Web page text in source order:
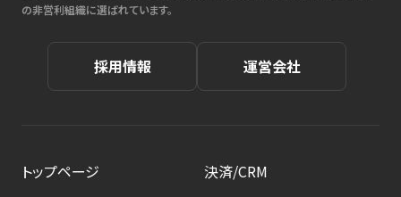
の非営利組織に選ばれています。
採用情報 運営会社
トップページ
決済/CRM